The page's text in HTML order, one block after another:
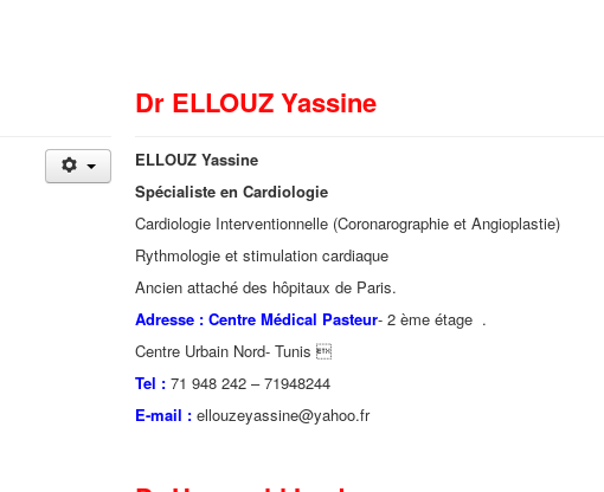
Dr ELLOUZ Yassine
ELLOUZ Yassine
Spécialiste en Cardiologie
Cardiologie Interventionnelle (Coronarographie et Angioplastie)
Rythmologie et stimulation cardiaque
Ancien attaché des hôpitaux de Paris.
Adresse : Centre Médical Pasteur- 2 ème étage .
Centre Urbain Nord- Tunis 
Tel :71 948 242 – 71948244
E-mail :ellouzeyassine@yahoo.fr